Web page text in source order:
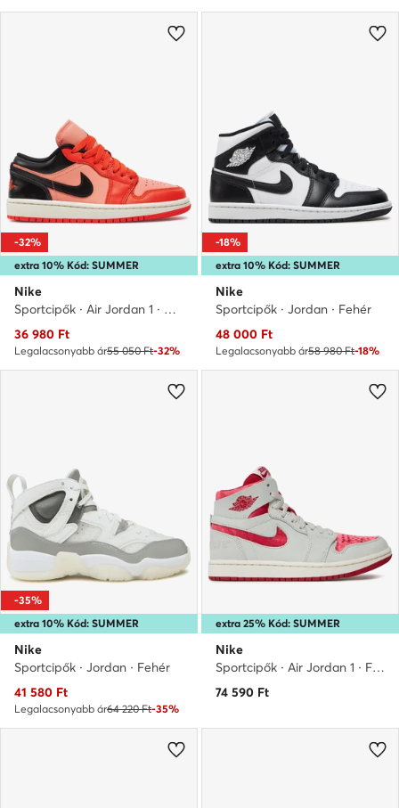
extra 10% Kód: SUMMER
-32%
Nike
Sportcipők · Air Jordan 1 · Koral
Aktuális ár
36 980 Ft
Legalacsonyabb ár55 050 Ft-32%
extra 10% Kód: SUMMER
-18%
Nike
Sportcipők · Jordan · Fehér
Aktuális ár
48 000 Ft
Legalacsonyabb ár58 980 Ft-18%
extra 10% Kód: SUMMER
-35%
Nike
Sportcipők · Jordan · Fehér
Aktuális ár
41 580 Ft
Legalacsonyabb ár64 220 Ft-35%
extra 25% Kód: SUMMER
Nike
Sportcipők · Air Jordan 1 · Fehér
74 590 Ft